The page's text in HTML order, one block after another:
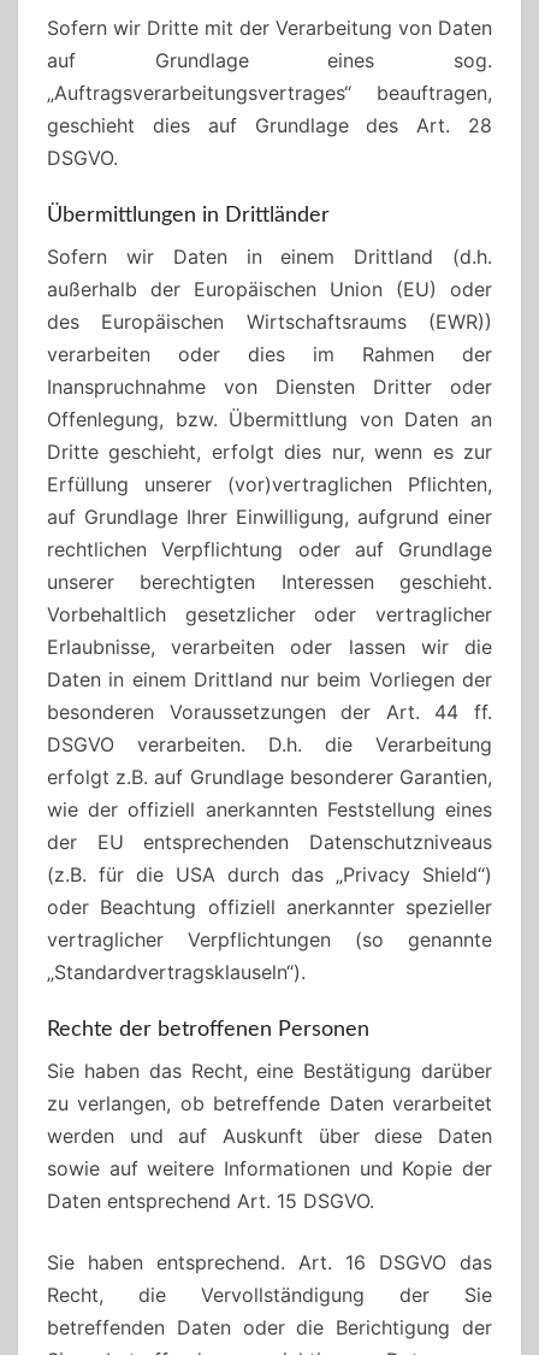
Sofern wir Dritte mit der Verarbeitung von Daten
auf Grundlage eines sog.
„Auftragsverarbeitungsvertrages“ beauftragen,
geschieht dies auf Grundlage des Art. 28
DSGVO.
Übermittlungen in Drittländer
Sofern wir Daten in einem Drittland (d.h.
außerhalb der Europäischen Union (EU) oder
des Europäischen Wirtschaftsraums (EWR))
verarbeiten oder dies im Rahmen der
Inanspruchnahme von Diensten Dritter oder
Offenlegung, bzw. Übermittlung von Daten an
Dritte geschieht, erfolgt dies nur, wenn es zur
Erfüllung unserer (vor)vertraglichen Pflichten,
auf Grundlage Ihrer Einwilligung, aufgrund einer
rechtlichen Verpflichtung oder auf Grundlage
unserer berechtigten Interessen geschieht.
Vorbehaltlich gesetzlicher oder vertraglicher
Erlaubnisse, verarbeiten oder lassen wir die
Daten in einem Drittland nur beim Vorliegen der
besonderen Voraussetzungen der Art. 44 ff.
DSGVO verarbeiten. D.h. die Verarbeitung
erfolgt z.B. auf Grundlage besonderer Garantien,
wie der offiziell anerkannten Feststellung eines
der EU entsprechenden Datenschutzniveaus
(z.B. für die USA durch das „Privacy Shield“)
oder Beachtung offiziell anerkannter spezieller
vertraglicher Verpflichtungen (so genannte
„Standardvertragsklauseln“).
Rechte der betroffenen Personen
Sie haben das Recht, eine Bestätigung darüber
zu verlangen, ob betreffende Daten verarbeitet
werden und auf Auskunft über diese Daten
sowie auf weitere Informationen und Kopie der
Daten entsprechend Art. 15 DSGVO.
Sie haben entsprechend. Art. 16 DSGVO das
Recht, die Vervollständigung der Sie
betreffenden Daten oder die Berichtigung der